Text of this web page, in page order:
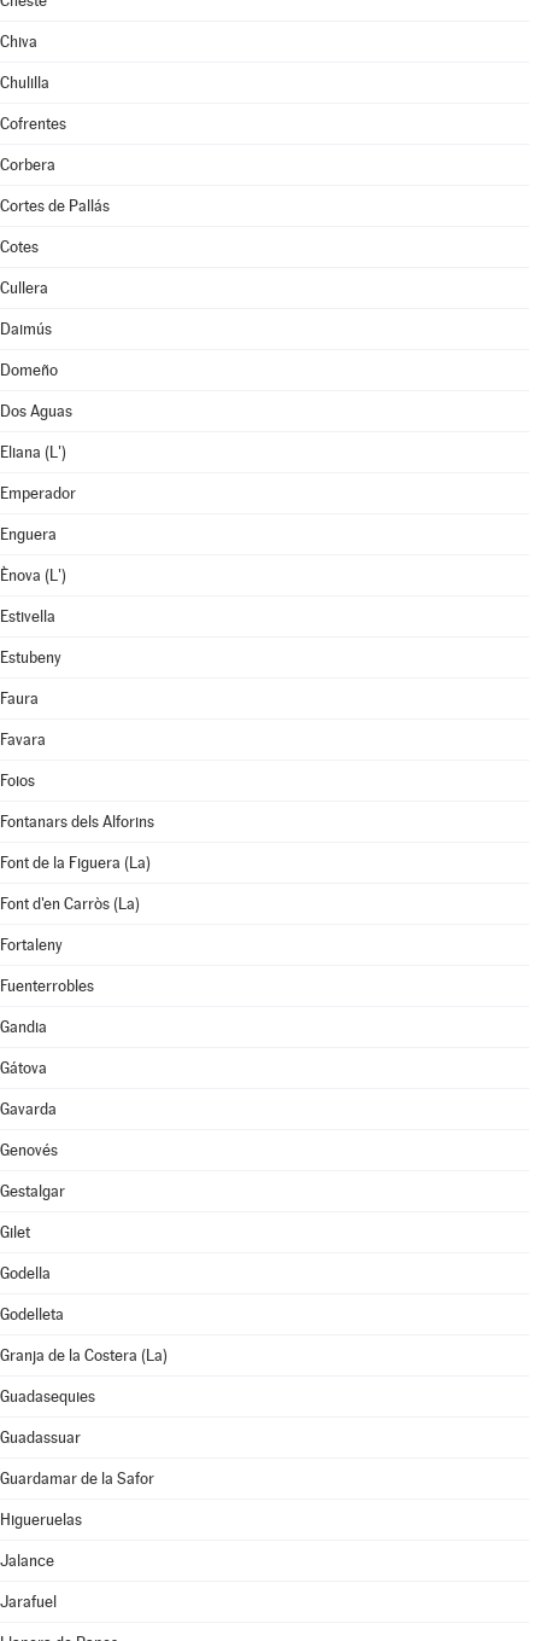
Chiva
Chulilla
Cofrentes
Corbera
Cortes de Pallás
Cotes
Cullera
Daimús
Domeño
Dos Aguas
Eliana (L')
Emperador
Enguera
Ènova (L')
Estivella
Estubeny
Faura
Favara
Foios
Fontanars dels Alforins
Font de la Figuera (La)
Font d'en Carròs (La)
Fortaleny
Fuenterrobles
Gandia
Gátova
Gavarda
Genovés
Gestalgar
Gilet
Godella
Godelleta
Granja de la Costera (La)
Guadasequies
Guadassuar
Guardamar de la Safor
Higueruelas
Jalance
Jarafuel